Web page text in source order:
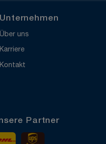
Unternehmen
Über uns
Karriere
Kontakt
Partner
DHL